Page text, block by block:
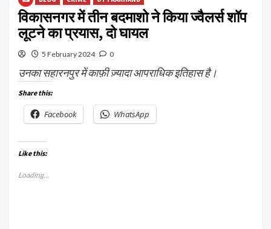
विकासनगर में तीन बदमाशो ने किया ज्वैलर्स शॉप
लूटने का प्रयास, दो घायल
5 February 2024 0
उनका सहारनपुर में काफ़ी ज़्यादा आपराधिक इतिहास है।
Share this:
Facebook WhatsApp
Like this:
Loading...